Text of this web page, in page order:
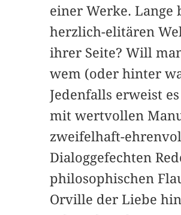
einer Werke.
herzlich-elitären
ihrer Seite? Will
wem (oder hinter
Jedenfalls erweist
mit wertvollen
zweifelhaft-
Dialoggefechten
philosophischen
Orville der Liebe